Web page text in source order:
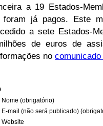
a 19 Estados-
já pagos. Este
a sete Estados-
de euros de
no
Nome (obrigatório)
E-mail (não será publicado)
Website